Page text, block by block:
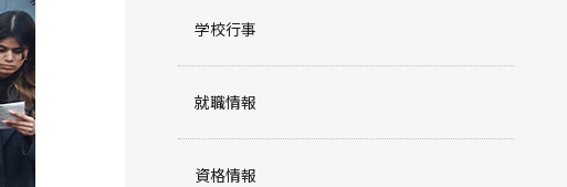
学校行事
就職情報
資格情報